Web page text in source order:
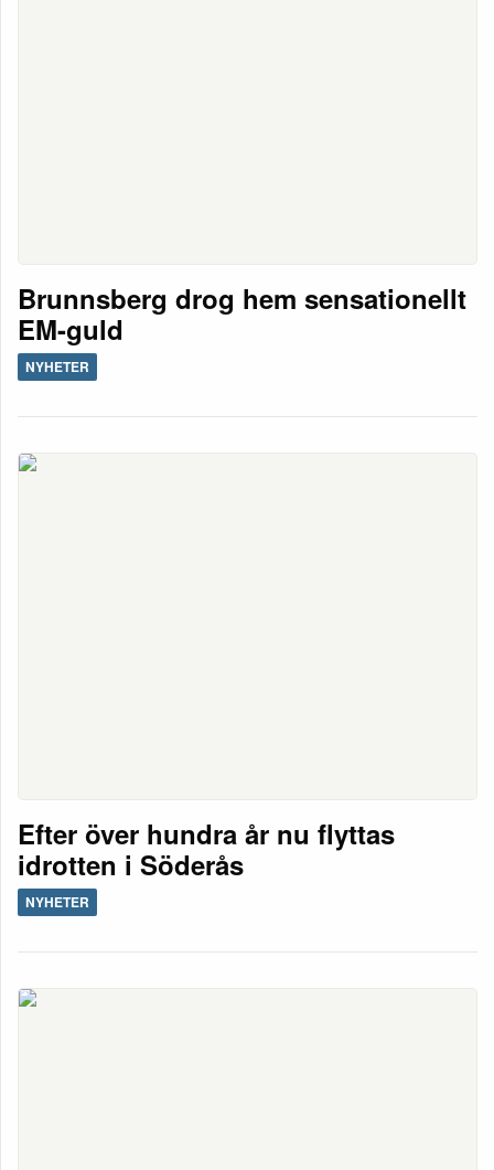
Brunnsberg drog hem sensationellt
EM-guld
NYHETER
Efter över hundra år nu flyttas
idrotten i Söderås
NYHETER